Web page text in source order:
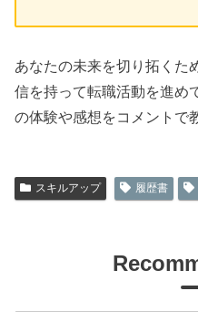
あなたの未来を切り拓くた
信を持って転職活動を進め
の体験や感想をコメントで
スキルアップ 履歴書